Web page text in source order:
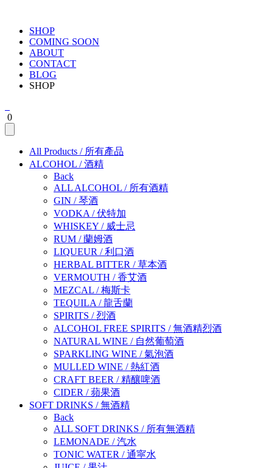
SHOP
COMING SOON
ABOUT
CONTACT
BLOG
SHOP
0
All Products / 所有產品
ALCOHOL /酒精
Back
ALL ALCOHOL / 所有酒精
GIN /琴酒
VODKA /伏特加
WHISKEY / 威士忌
RUM /蘭姆酒
LIQUEUR /利口酒
HERBAL BITTER /草本酒
VERMOUTH /香艾酒
MEZCAL /梅斯卡
TEQUILA /龍舌蘭
SPIRITS /烈酒
ALCOHOL FREE SPIRITS /無酒精烈酒
NATURAL WINE / 自然葡萄酒
SPARKLING WINE /氣泡酒
MULLED WINE /熱紅酒
CRAFT BEER /精釀啤酒
CIDER /蘋果酒
SOFT DRINKS /無酒精
Back
ALL SOFT DRINKS / 所有無酒精
LEMONADE /汽水
TONIC WATER /通寜水